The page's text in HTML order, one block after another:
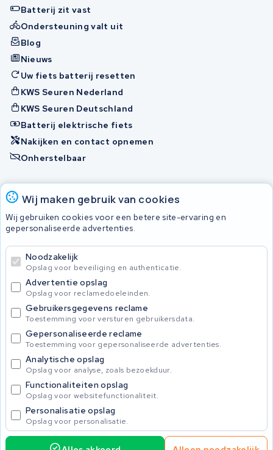
Wij maken gebruik van cookies
Wij gebruiken cookies voor een betere site-ervaring en
gepersonaliseerde advertenties.
Noodzakelijk
Opslag voor beveiliging en authenticatie.
Advertentie opslag
Opslag voor reclamedoeleinden.
Gebruikersgegevens reclame
Toestemming voor versturen gebruikersdata.
Gepersonaliseerde reclame
Toestemming voor gepersonaliseerde advertenties.
Analytische opslag
Opslag voor analyse, zoals bezoekduur.
Functionaliteiten opslag
Opslag voor websitefunctionaliteit.
Personalisatie opslag
Opslag voor personalisatie.
Batterij zit vast
Ondersteuning valt uit
Blog
Nieuws
Uw fiets batterij resetten
KWS Seuren Nederland
KWS Seuren Deutschland
Batterij elektrische fiets
Nakijken en contact opnemen
Onherstelbaar
Accu's
Privacy Policy